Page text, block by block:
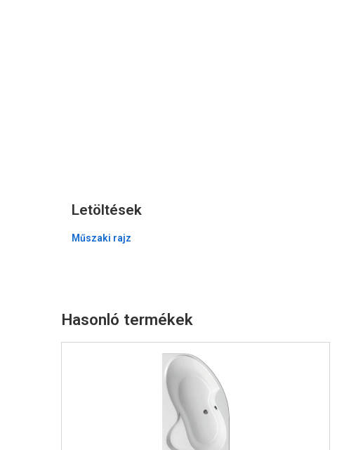
Letöltések
Műszaki rajz
Hasonló termékek